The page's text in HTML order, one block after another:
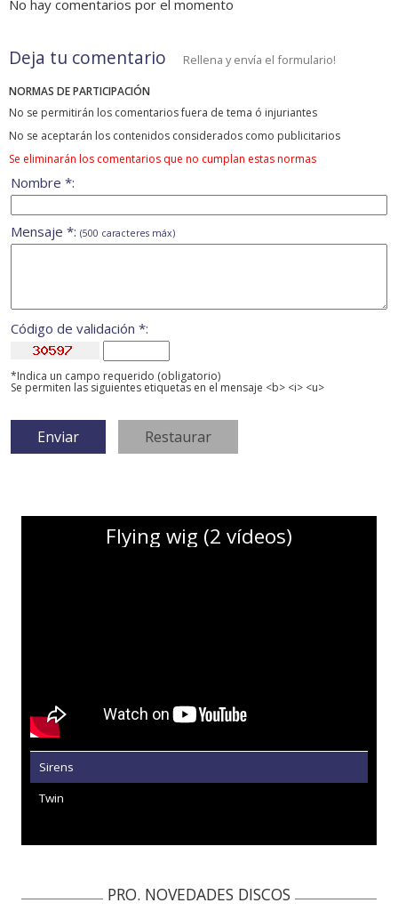
No hay comentarios por el momento
Deja tu comentario Rellena y envía el formulario!
NORMAS DE PARTICIPACIÓN
No se permitirán los comentarios fuera de tema ó injuriantes
No se aceptarán los contenidos considerados como publicitarios
Se eliminarán los comentarios que no cumplan estas normas
Nombre *:
Mensaje *: (500 caracteres máx)
Código de validación *:
*Indica un campo requerido (obligatorio)
Se permiten las siguientes etiquetas en el mensaje <b> <i> <u>
Flying wig (2 vídeos)
Sirens
Twin
PRO. NOVEDADES DISCOS